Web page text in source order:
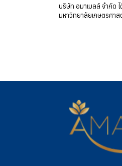
บริษัท อมาเบลล์ จำกัด
มหาวิทยาลัยเกษตรศาส